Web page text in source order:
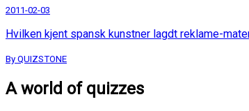
2011-02-03
Hvilken kjent spansk kunstner lagdt reklame-
By QUIZSTONE
A world of quizzes